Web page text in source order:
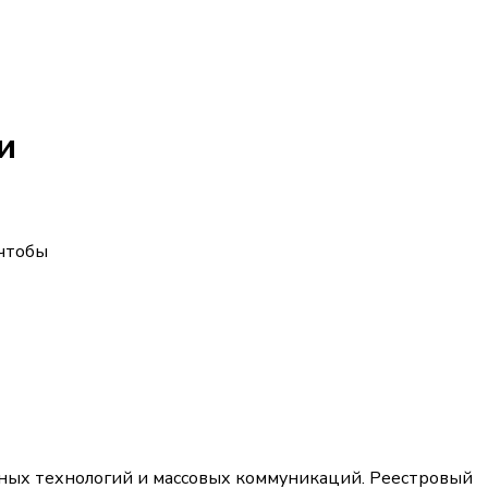
технологий и массовых коммуникаций. Реестровый